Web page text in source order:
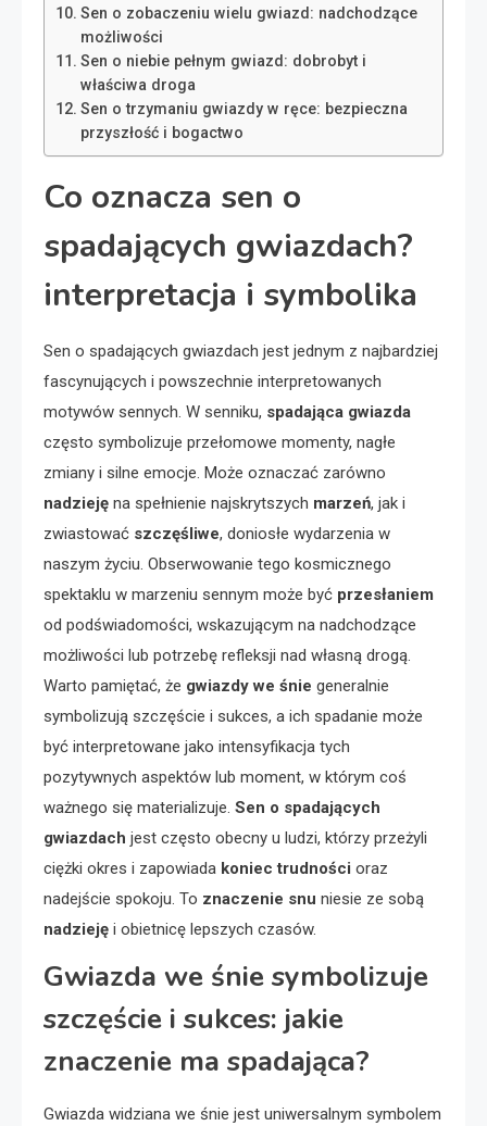
Sen o zobaczeniu wielu gwiazd: nadchodzące
możliwości
Sen o niebie pełnym gwiazd: dobrobyt i
właściwa droga
Sen o trzymaniu gwiazdy w ręce: bezpieczna
przyszłość i bogactwo
Co oznacza sen o
spadających gwiazdach?
interpretacja i symbolika
Sen o spadających gwiazdach jest jednym z najbardziej
fascynujących i powszechnie interpretowanych
motywów sennych. W senniku, spadająca gwiazda
często symbolizuje przełomowe momenty, nagłe
zmiany i silne emocje. Może oznaczać zarówno
nadzieję na spełnienie najskrytszych marzeń, jak i
zwiastować szczęśliwe, doniosłe wydarzenia w
naszym życiu. Obserwowanie tego kosmicznego
spektaklu w marzeniu sennym może być przesłaniem
od podświadomości, wskazującym na nadchodzące
możliwości lub potrzebę refleksji nad własną drogą.
Warto pamiętać, że gwiazdy we śnie generalnie
symbolizują szczęście i sukces, a ich spadanie może
być interpretowane jako intensyfikacja tych
pozytywnych aspektów lub moment, w którym coś
ważnego się materializuje. Sen o spadających
gwiazdach jest często obecny u ludzi, którzy przeżyli
ciężki okres i zapowiada koniec trudności oraz
nadejście spokoju. To znaczenie snu niesie ze sobą
nadzieję i obietnicę lepszych czasów.
Gwiazda we śnie symbolizuje
szczęście i sukces: jakie
znaczenie ma spadająca?
Gwiazda widziana we śnie jest uniwersalnym symbolem